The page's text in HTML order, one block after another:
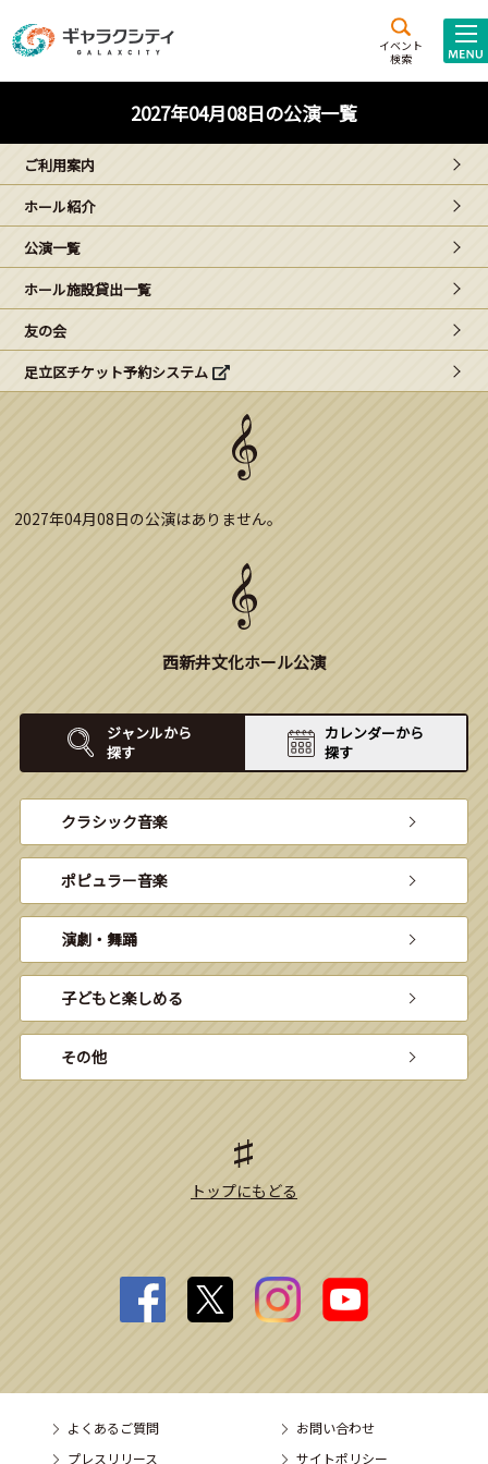
イベント
検索
施設案内
西新井
文化ホール
ギャラクシティとは
こどもみーてぃんぐ
Gがくえん
ブランドからのお知らせ
2027年04月08日の公演一覧
ご利用案内
ホール紹介
公演一覧
ホール施設貸出一覧
友の会
足立区チケット予約システム
2027年04月08日の公演はありません。
西新井文化ホール公演
ジャンルから
探す
カレンダーから
探す
クラシック音楽
ポピュラー音楽
演劇・舞踊
子どもと楽しめる
その他
トップにもどる
よくあるご質問
お問い合わせ
プレスリリース
サイトポリシー